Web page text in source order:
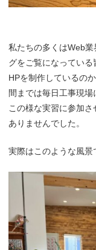
私たちの多くはWeb
グをご覧になってい
HPを制作しているの
間までは毎日工事現
この様な実習に参加
ありませんでした。
実際はこのような風景